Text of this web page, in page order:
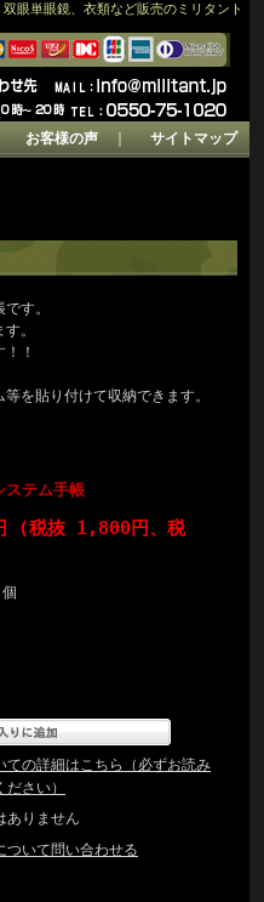
眼単眼鏡、衣類など販売のミリタント
お客様の声 サイトマップ
す。
。
！
を貼り付けて収納できます。
テム手帳
(税抜 1,800円、税
ての詳細はこちら（必ずお読み
さい）
ありません
ついて問い合わせる